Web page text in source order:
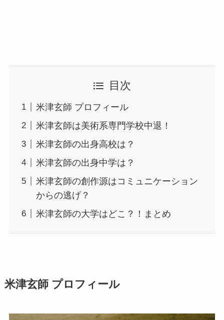
目次
米津玄師 プロフィール
米津玄師は美術系専門学校中退！
米津玄師の出身高校は？
米津玄師の出身中学は？
米津玄師の創作源はコミュニケーション
からの逃げ？
米津玄師の大学はどこ？！まとめ
米津玄師 プロフィール